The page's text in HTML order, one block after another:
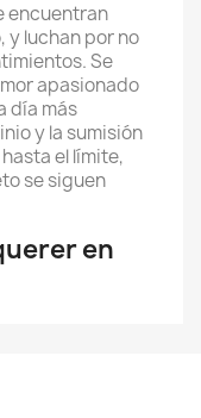
encuentran
y luchan por no
Se
apasionado
día más
y la sumisión
el límite,
se siguen
en